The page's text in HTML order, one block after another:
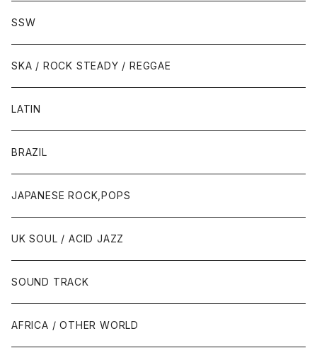
SSW
SKA / ROCK STEADY / REGGAE
LATIN
BRAZIL
JAPANESE ROCK,POPS
UK SOUL / ACID JAZZ
SOUND TRACK
AFRICA / OTHER WORLD